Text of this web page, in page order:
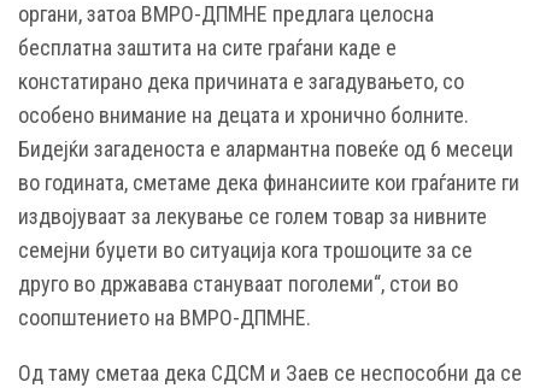
органи, затоа ВМРО-ДПМНЕ предлага целосна
бесплатна заштита на сите граѓани каде е
констатирано дека причината е загадувањето, со
особено внимание на децата и хронично болните.
Бидејќи загаденоста е алармантна повеќе од 6 месеци
во годината, сметаме дека финансиите кои граѓаните ги
издвојуваат за лекување се голем товар за нивните
семејни буџети во ситуација кога трошоците за се
друго во државава стануваат поголеми“, стои во
соопштението на ВМРО-ДПМНЕ.
Од таму сметаа дека СДСМ и Заев се неспособни да се